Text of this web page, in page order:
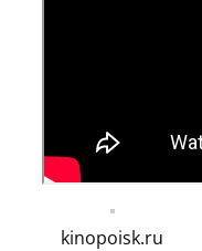
kinopoisk.ru